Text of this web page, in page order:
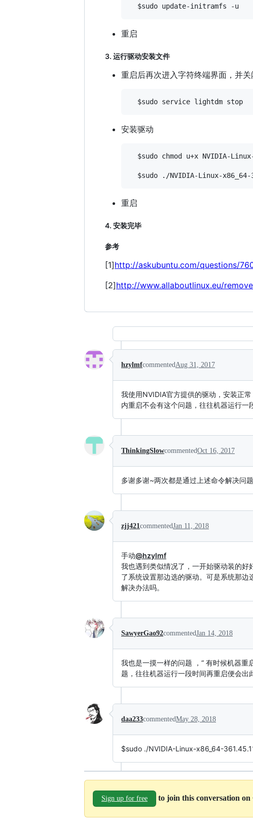
重启
3. 运行驱动安装文件
重启后再次进入字符终端界面，并
安装驱动
$sudo chmod u+x NVIDIA-
重启
4. 安装完毕
参考
[1]http://askubuntu.com/questions/
[2]http://www.allaboutlinux.eu/
hzylmfcommentedAug 31, 2017
我使用NVIDIA官方提供的驱动，安装正
内重启不会有这个问题，往往机器运行一
ThinkingSlowcommentedOct 16, 2017
多谢多谢~两次都是通过上述命令解决问题
zjj421commentedJan 11, 2018
手动@hzylmf
我也遇到类似情况了，一开始驱动装的
了系统设置那边选的驱动。可是系统那
解决办法吗。
SawyerGao92commentedJan 14, 2018
我也是一摸一样的问题 ，“ 有时候机器
题，往往机器运行一段时间再重启便会出
daa233commentedMay 28, 2018
$sudo ./NVIDIA-Linux-x86_64-
Sign up for free to join this conversation